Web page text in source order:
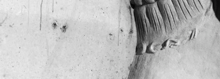
PUBLICACIONES
ENGLISH
INFO